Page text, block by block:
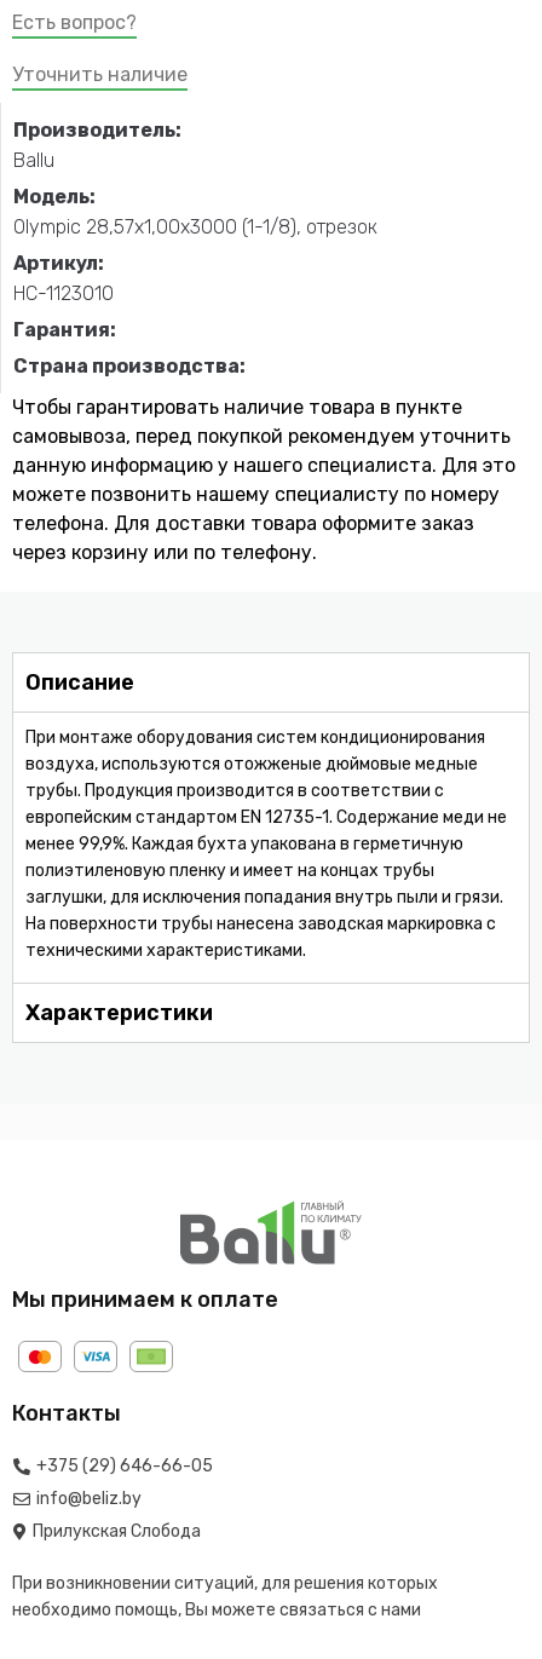
Есть вопрос?
Уточнить наличие
Производитель:
Ballu
Модель:
Olympic 28,57х1,00х3000 (1-1/8), отрезок
Артикул:
НС-1123010
Гарантия:
Страна производства:
Чтобы гарантировать наличие товара в пункте
самовывоза, перед покупкой рекомендуем уточнить
данную информацию у нашего специалиста. Для это
можете позвонить нашему специaлисту по номеру
телефона. Для доставки товара оформите заказ
через корзину или по телефону.
Описание
При монтаже оборудования систем кондиционирования
воздуха, используются отожженые дюймовые медные
трубы. Продукция производится в соответствии с
европейским стандартом EN 12735-1. Содержание меди не
менее 99,9%. Каждая бухта упакована в герметичную
полиэтиленовую пленку и имеет на концах трубы
заглушки, для исключения попадания внутрь пыли и грязи.
На поверхности трубы нанесена заводская маркировка с
техническими характеристиками.
Характеристики
Мы принимаем к оплате
Контакты
+375 (29) 646-66-05
info@beliz.by
Прилукская Слобода
При возникновении ситуаций, для решения которых
необходимо помощь, Вы можете связаться с нами